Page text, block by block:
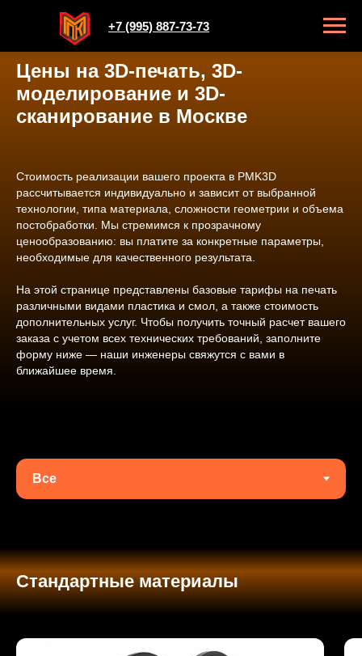
+7 (995) 887-73-73
Цены на 3D-печать, 3D-
моделирование и 3D-
сканирование в Москве
Стоимость реализации вашего проекта в PMK3D
рассчитывается индивидуально и зависит от выбранной
технологии, типа материала, сложности геометрии и объема
постобработки. Мы стремимся к прозрачному
ценообразованию: вы платите за конкретные параметры,
необходимые для качественного результата.
На этой странице представлены базовые тарифы на печать
различными видами пластика и смол, а также стоимость
дополнительных услуг. Чтобы получить точный расчет вашего
заказа с учетом всех технических требований, заполните
форму ниже — наши инженеры свяжутся с вами в
ближайшее время.
Стандартные материалы